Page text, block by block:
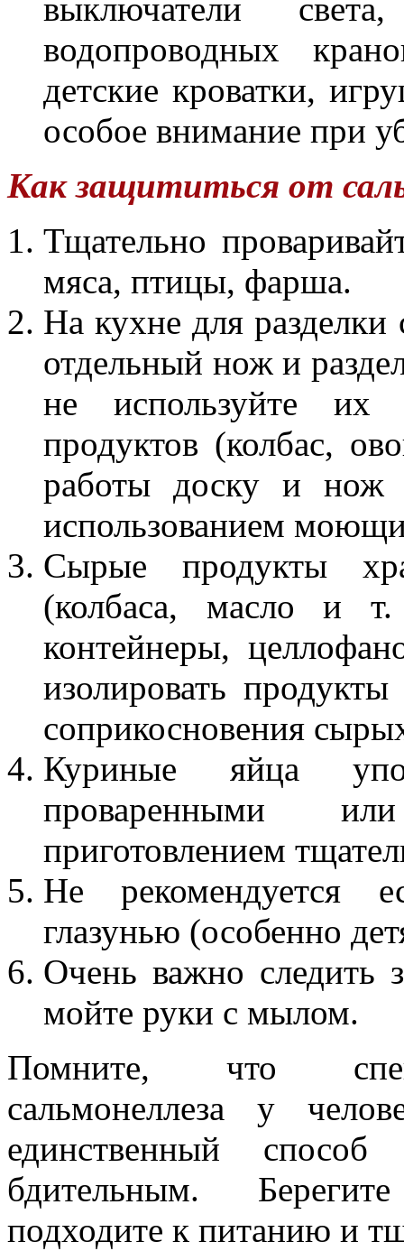
выключатели
водопроводных
детские кроватки,
особое внимание при
Как защититься от
Тщательно
мяса, птицы, фарша.
На кухне для
отдельный нож и
не используйте их
продуктов (колбас,
работы доску и нож
использованием
Сырые продукты
(колбаса, масло и
контейнеры,
изолировать
соприкосновения
Куриные яйца
проваренными
приготовлением
Не рекомендуется
глазунью (особенно
Очень важно следить
мойте руки с мылом.
Помните, что
сальмонеллеза у
единственный
бдительным.
подходите к питанию и